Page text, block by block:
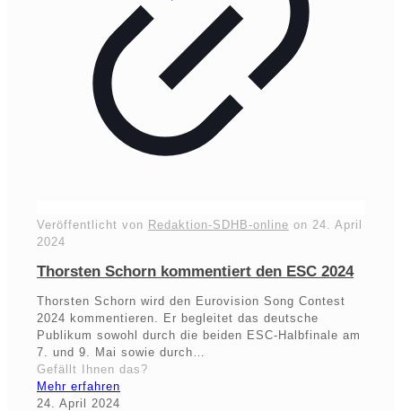
Veröffentlicht von Redaktion-SDHB-online on 24. April
2024
Thorsten Schorn kommentiert den ESC 2024
Thorsten Schorn wird den Eurovision Song Contest
2024 kommentieren. Er begleitet das deutsche
Publikum sowohl durch die beiden ESC-Halbfinale am
7. und 9. Mai sowie durch…
Gefällt Ihnen das?
Mehr erfahren
24. April 2024